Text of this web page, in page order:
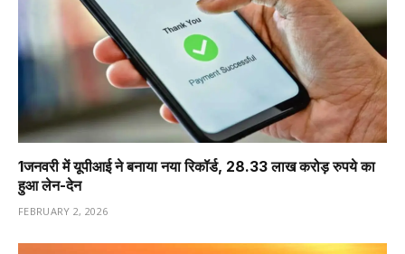
1️जनवरी में यूपीआई ने बनाया नया रिकॉर्ड, 28.33 लाख करोड़ रुपये का
हुआ लेन-देन
FEBRUARY 2, 2026